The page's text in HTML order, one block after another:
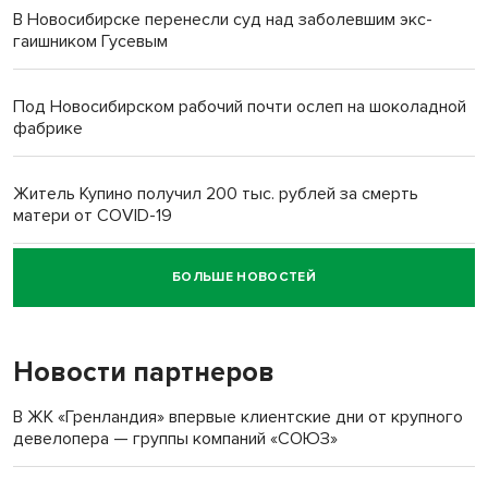
В Новосибирске перенесли суд над заболевшим экс-
гаишником Гусевым
Под Новосибирском рабочий почти ослеп на шоколадной
фабрике
Житель Купино получил 200 тыс. рублей за смерть
матери от COVID-19
Новосибирский суд наказал водителя за смерть
пенсионерки на вокзале
«Мы живём на пастбище!»: в новосибирском селе лошади
терроризируют жителей
Инвалид получил условный срок за избиение врачей
БОЛЬШЕ НОВОСТЕЙ
Новости партнеров
В ЖК «Гренландия» впервые клиентские дни от крупного
девелопера — группы компаний «СОЮЗ»